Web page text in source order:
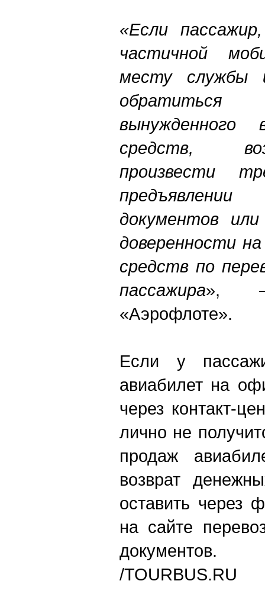
«Если
частичной
месту службы
обратиться
вынужденного
средств,
произвести
документов
доверенности
средств по
пассажира», —
«Аэрофлоте».
Если у
авиабилет на
через контакт-
лично не
продаж
возврат
оставить через
на сайте
документов.
/TOURBUS.RU